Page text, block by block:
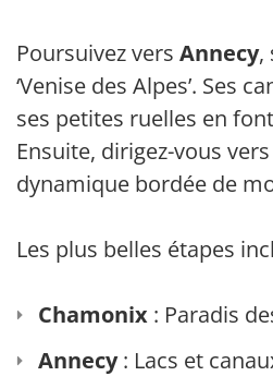
Poursuivez vers Annecy,
‘Venise des Alpes’. Ses
ses petites ruelles en
Ensuite, dirigez-vous vers
dynamique bordée de
Les plus belles étapes
Chamonix : Paradis
Annecy: Lacs et